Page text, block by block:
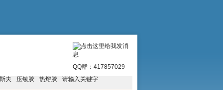
QQ群：417857029
夫 压敏胶 热熔胶 请输入关键字